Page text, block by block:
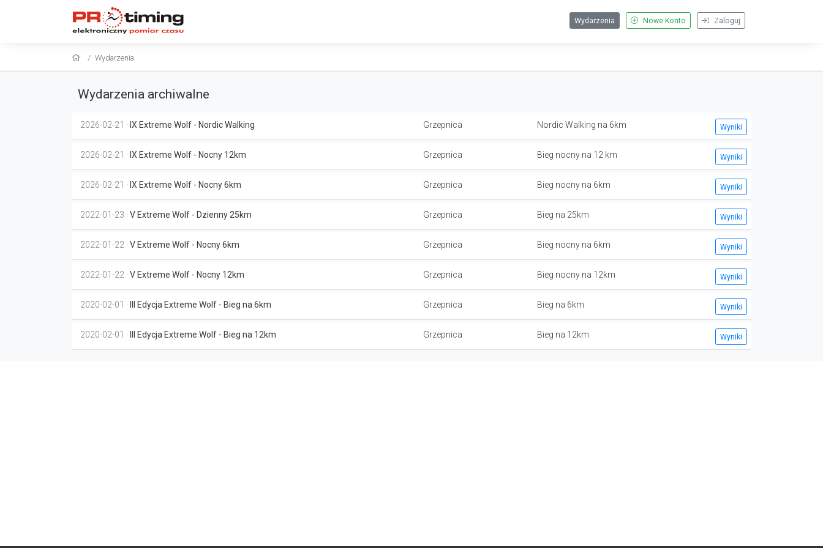
Zaloguj
Nowe Konto
Wydarzenia
Wydarzenia
Wydarzenia archiwalne
2026-02-21 · IX Extreme Wolf - Nordic Walking Grzepnica Nordic Walking na 6km Wyniki
2026-02-21 · IX Extreme Wolf - Nocny 12km Grzepnica Bieg nocny na 12 km Wyniki
2026-02-21 · IX Extreme Wolf - Nocny 6km Grzepnica Bieg nocny na 6km Wyniki
2022-01-23 · V Extreme Wolf - Dzienny 25km Grzepnica Bieg na 25km Wyniki
2022-01-22 · V Extreme Wolf - Nocny 6km Grzepnica Bieg nocny na 6km Wyniki
2022-01-22 · V Extreme Wolf - Nocny 12km Grzepnica Bieg nocny na 12km Wyniki
2020-02-01 · III Edycja Extreme Wolf - Bieg na 6km Grzepnica Bieg na 6km Wyniki
2020-02-01 · III Edycja Extreme Wolf - Bieg na 12km Grzepnica Bieg na 12km Wyniki